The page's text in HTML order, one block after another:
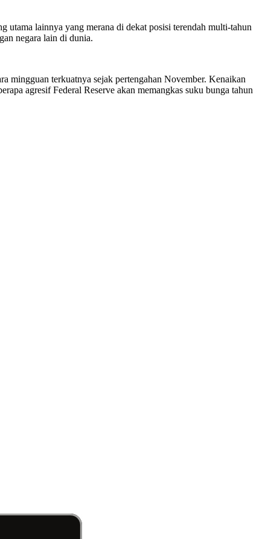
lainnya yang merana di dekat posisi terendah multi-tahun
negara lain di dunia.
mingguan terkuatnya sejak pertengahan November. Kenaikan
agresif Federal Reserve akan memangkas suku bunga tahun